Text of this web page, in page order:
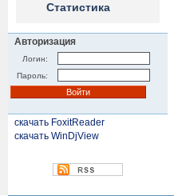
Статистика
Авторизация
Логин:
Пароль:
скачать FoxitReader
скачать WinDjView